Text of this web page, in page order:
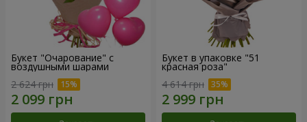
Букет "Очарование" с
воздушными шарами
2 624 грн
Букет в упаковке "51
красная роза"
4 614 грн